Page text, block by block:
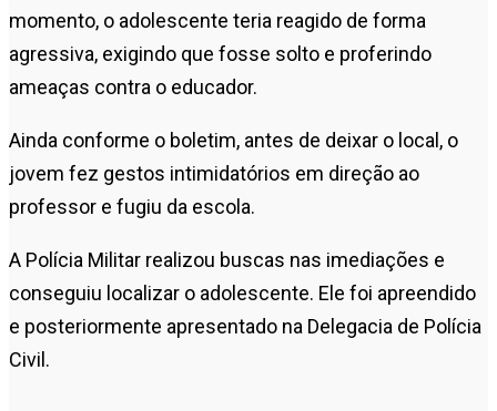
momento, o adolescente teria reagido de forma
agressiva, exigindo que fosse solto e proferindo
ameaças contra o educador.
Ainda conforme o boletim, antes de deixar o local, o
jovem fez gestos intimidatórios em direção ao
professor e fugiu da escola.
A Polícia Militar realizou buscas nas imediações e
conseguiu localizar o adolescente. Ele foi apreendido
e posteriormente apresentado na Delegacia de Polícia
Civil.